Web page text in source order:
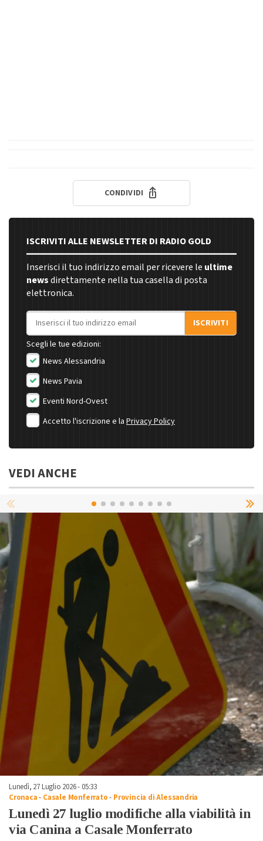
CONDIVIDI
ISCRIVITI ALLE NEWSLETTER DI RADIO GOLD
Inserisci il tuo indirizzo email per ricevere le ultime
newsdirettamente nella tua casella di posta
elettronica.
Indirizzo email
ISCRIVITI
Scegli le tue edizioni:
News Alessandria
News Pavia
Eventi Nord-Ovest
Accetto l'iscrizione e la Privacy Policy
VEDI ANCHE
Lunedì, 27 Luglio 2026 - 05:33
Cronaca- Casale Monferrato- Provincia di Alessandria
Lunedì 27 luglio modifiche alla viabilità in
via Canina a Casale Monferrato